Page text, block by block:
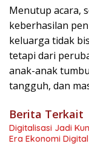
Menutup acara,
keberhasilan
keluarga tidak
tetapi dari
anak-anak
tangguh, dan
Berita Terkait
Digitalisasi Jadi
Era Ekonomi Digital